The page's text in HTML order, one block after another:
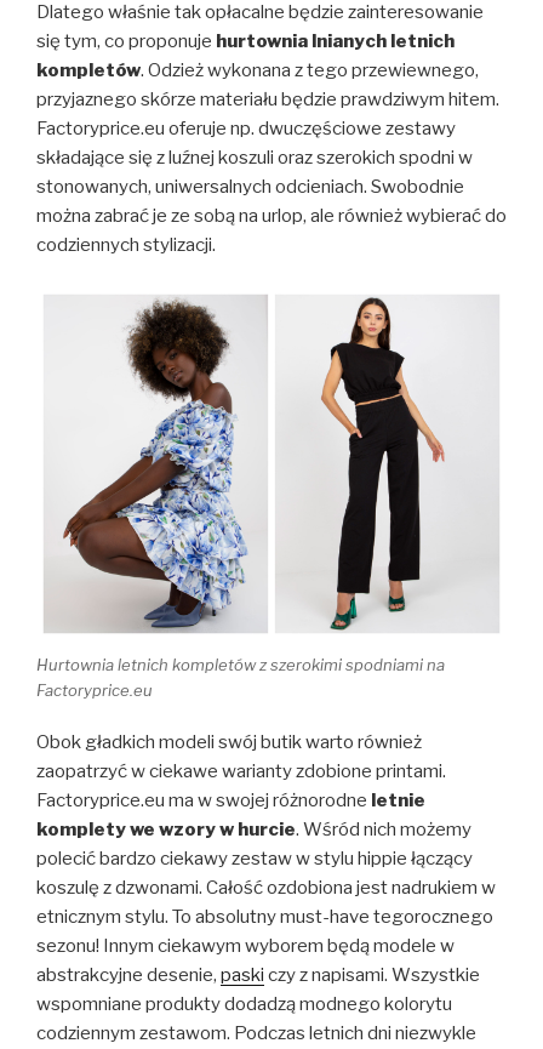
Dlatego właśnie tak opłacalne będzie zainteresowanie
się tym, co proponuje hurtownia lnianych letnich
kompletów. Odzież wykonana z tego przewiewnego,
przyjaznego skórze materiału będzie prawdziwym hitem.
Factoryprice.eu oferuje np. dwuczęściowe zestawy
składające się z luźnej koszuli oraz szerokich spodni w
stonowanych, uniwersalnych odcieniach. Swobodnie
można zabrać je ze sobą na urlop, ale również wybierać do
codziennych stylizacji.
Hurtownia letnich kompletów z szerokimi spodniami na
Factoryprice.eu
Obok gładkich modeli swój butik warto również
zaopatrzyć w ciekawe warianty zdobione printami.
Factoryprice.eu ma w swojej różnorodne letnie
komplety we wzory w hurcie. Wśród nich możemy
polecić bardzo ciekawy zestaw w stylu hippie łączący
koszulę z dzwonami. Całość ozdobiona jest nadrukiem w
etnicznym stylu. To absolutny must-have tegorocznego
sezonu! Innym ciekawym wyborem będą modele w
abstrakcyjne desenie, paski czy z napisami. Wszystkie
wspomniane produkty dodadzą modnego kolorytu
codziennym zestawom. Podczas letnich dni niezwykle